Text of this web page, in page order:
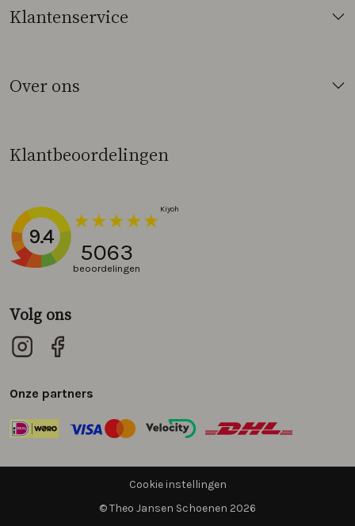
Klantenservice
Over ons
Klantbeoordelingen
9.4
5063
beoordelingen
Volg ons
Onze partners
Cookie instellingen
© Theo Jansen Schoenen 2026